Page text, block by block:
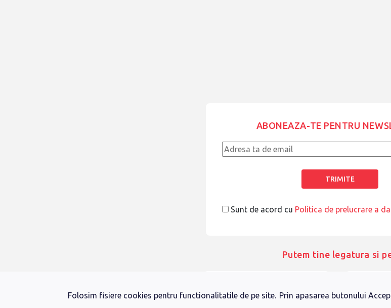
ABONEAZA-TE PENTRU
Sunt de acord cu Politica de prelucrare a
Putem tine legatura si
Folosim fisiere cookies pentru functionalitatile de pe site. Prin apasarea butonului